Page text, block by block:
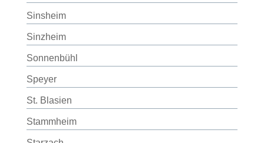
Sinsheim
Sinzheim
Sonnenbühl
Speyer
St. Blasien
Stammheim